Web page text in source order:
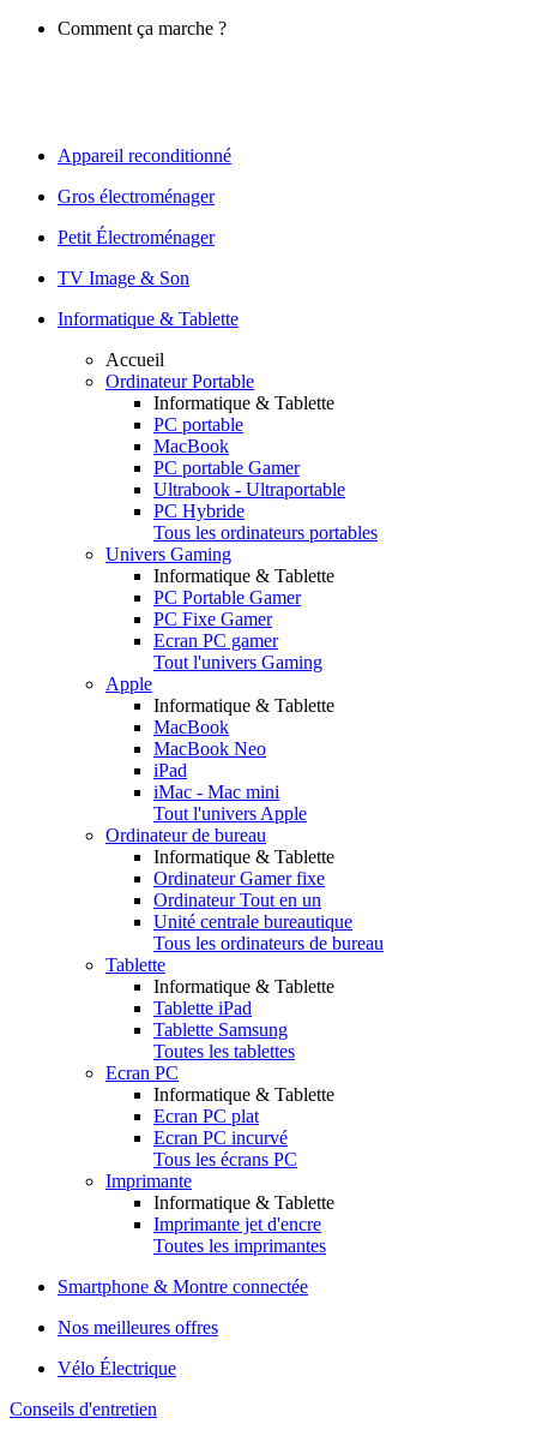
Comment ça marche ?
Appareil reconditionné
Gros électroménager
Petit Électroménager
TV Image & Son
Informatique & Tablette
Accueil
Ordinateur Portable
Informatique & Tablette
PC portable
MacBook
PC portable Gamer
Ultrabook - Ultraportable
PC Hybride
Tous les ordinateurs portables
Univers Gaming
Informatique & Tablette
PC Portable Gamer
PC Fixe Gamer
Ecran PC gamer
Tout l'univers Gaming
Apple
Informatique & Tablette
MacBook
MacBook Neo
iPad
iMac - Mac mini
Tout l'univers Apple
Ordinateur de bureau
Informatique & Tablette
Ordinateur Gamer fixe
Ordinateur Tout en un
Unité centrale bureautique
Tous les ordinateurs de bureau
Tablette
Informatique & Tablette
Tablette iPad
Tablette Samsung
Toutes les tablettes
Ecran PC
Informatique & Tablette
Ecran PC plat
Ecran PC incurvé
Tous les écrans PC
Imprimante
Informatique & Tablette
Imprimante jet d'encre
Toutes les imprimantes
Smartphone & Montre connectée
Nos meilleures offres
Vélo Électrique
Conseils d'entretien